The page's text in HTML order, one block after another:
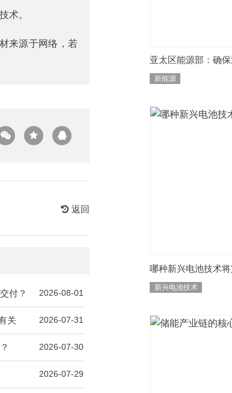
术。
来源于网络，若
返回
2026-08-01
付？
2026-07-31
关
2026-07-30
2026-07-29
亚太区能源部：确
新能源
哪种新兴电池技术
新兴电池技术